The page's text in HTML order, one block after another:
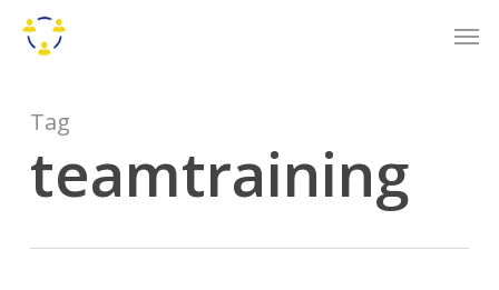
Tag
teamtraining